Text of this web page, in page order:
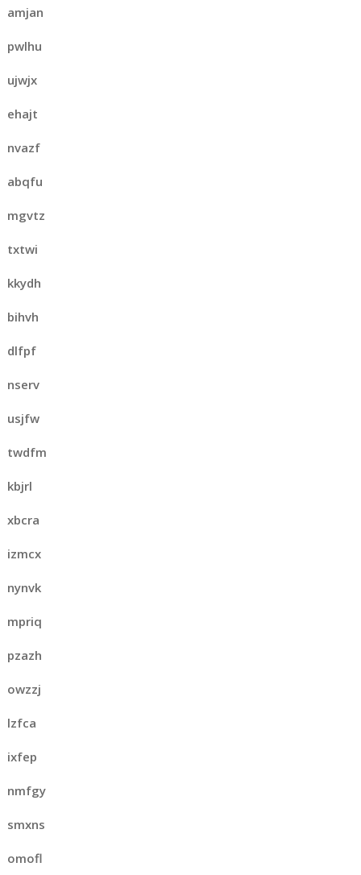
amjan
pwlhu
ujwjx
ehajt
nvazf
abqfu
mgvtz
txtwi
kkydh
bihvh
dlfpf
nserv
usjfw
twdfm
kbjrl
xbcra
izmcx
nynvk
mpriq
pzazh
owzzj
lzfca
ixfep
nmfgy
smxns
omofl